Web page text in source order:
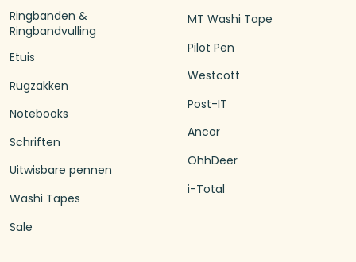
Ringbanden &
Ringbandvulling
Etuis
Rugzakken
Notebooks
Schriften
Uitwisbare pennen
Washi Tapes
Sale
MT Washi Tape
Pilot Pen
Westcott
Post-IT
Ancor
OhhDeer
i-Total